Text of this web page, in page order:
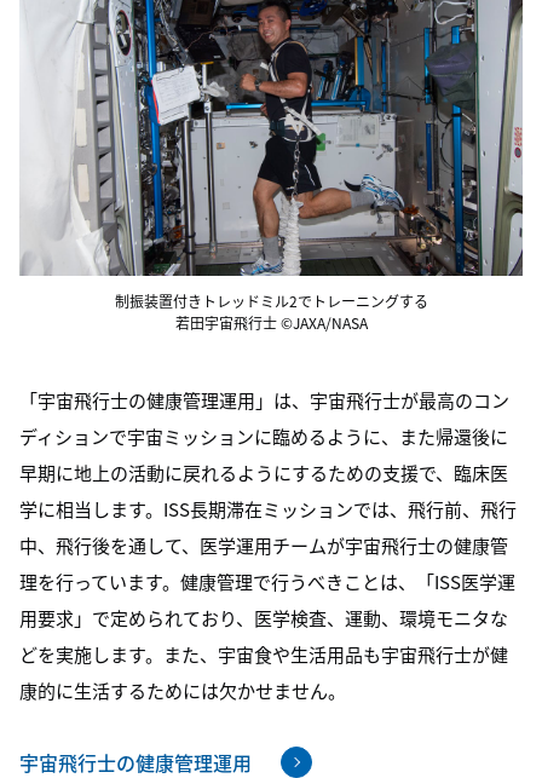
制振装置付きトレッドミル2でトレーニングする
若田宇宙飛行士 ©JAXA/NASA
「宇宙飛行士の健康管理運用」は、宇宙飛行士が最高のコン
ディションで宇宙ミッションに臨めるように、また帰還後に
早期に地上の活動に戻れるようにするための支援で、臨床医
学に相当します。ISS長期滞在ミッションでは、飛行前、飛行
中、飛行後を通して、医学運用チームが宇宙飛行士の健康管
理を行っています。健康管理で行うべきことは、「ISS医学運
用要求」で定められており、医学検査、運動、環境モニタな
どを実施します。また、宇宙食や生活用品も宇宙飛行士が健
康的に生活するためには欠かせません。
宇宙飛行士の健康管理運用